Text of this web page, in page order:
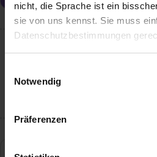
nicht, die Sprache ist ein
sie von uns kennst. Sie muss
Datenschutzbestimmungen
Benutzung der Webseite
Webseite zu analysieren
Notwendig
Präferenzen
Wusstest du schon,
...du bei uns alle Vorteile eines IG-